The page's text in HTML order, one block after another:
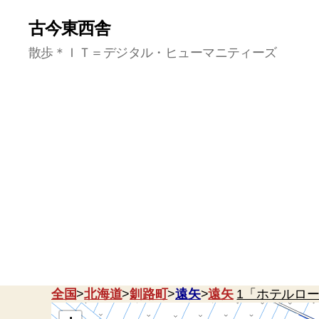
古今東西舎
散歩＊ＩＴ＝デジタル・ヒューマニティーズ
全国>北海道>釧路町>遠矢>遠矢 1「ホテルロ